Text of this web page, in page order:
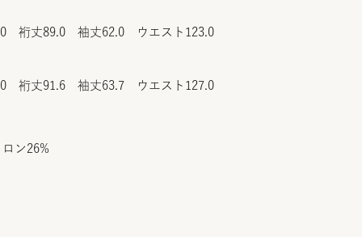
裄丈89.0 袖丈62.0 ウエスト123.0
裄丈91.6 袖丈63.7 ウエスト127.0
ン26%